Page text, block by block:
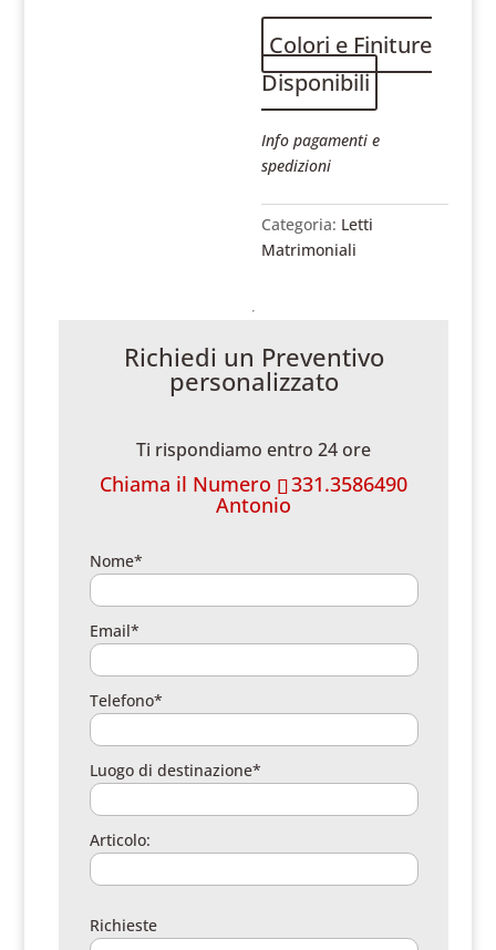
Colori e Finiture
Disponibili
Info pagamenti e
spedizioni
Categoria: Letti
Matrimoniali
Richiedi un Preventivo
personalizzato
Ti rispondiamo entro 24 ore
Chiama il Numero 331.3586490
Antonio
Nome*
Email*
Telefono*
Luogo di destinazione*
Articolo:
Richieste